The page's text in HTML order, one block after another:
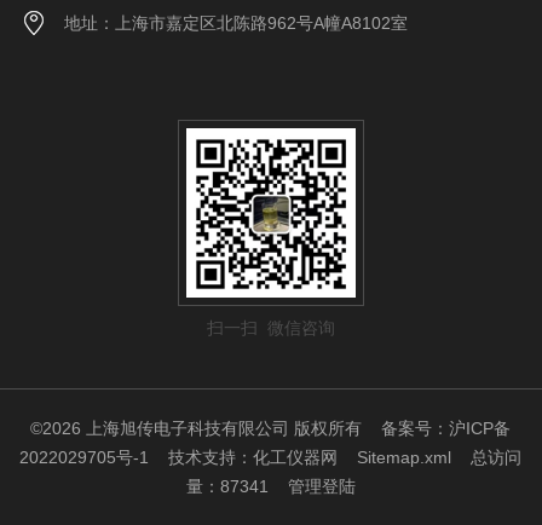
地址：上海市嘉定区北陈路962号A幢A8102室
扫一扫 微信咨询
©2026 上海旭传电子科技有限公司 版权所有备案号：沪ICP备
2022029705号-1
技术支持：化工仪器网 Sitemap.xml 总访问
量：87341 管理登陆